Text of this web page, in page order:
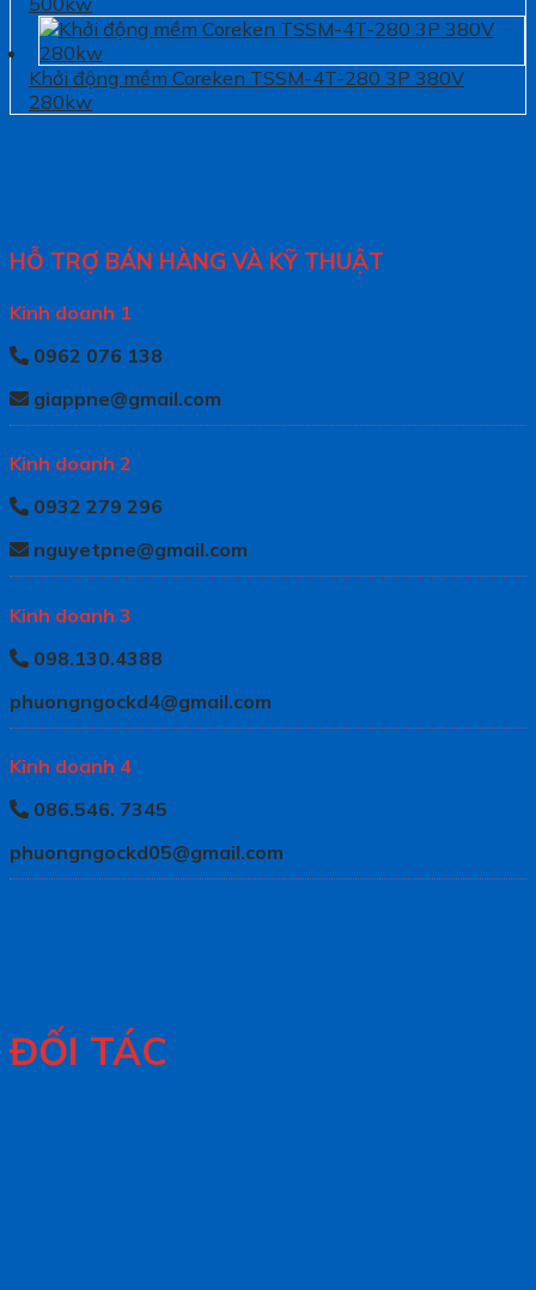
Khởi động mềm Coreken TSSM-4T-280 3P 380V
280kw
HỖ TRỢ BÁN HÀNG VÀ KỸ THUẬT
Kinh doanh 1
0962 076 138
giappne@gmail.com
Kinh doanh 2
0932 279 296
nguyetpne@gmail.com
Kinh doanh 3
098.130.4388
phuongngockd4@gmail.com
Kinh doanh 4
086.546. 7345
phuongngockd05@gmail.com
ĐỐI TÁC